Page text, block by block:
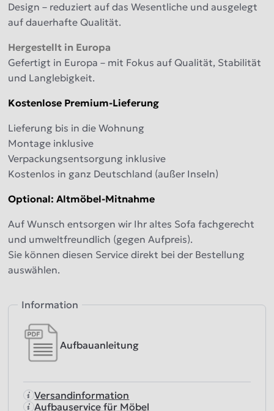
Design – reduziert auf das Wesentliche und ausgelegt
auf dauerhafte Qualität.
Hergestellt in Europa
Gefertigt in Europa – mit Fokus auf Qualität, Stabilität
und Langlebigkeit.
Kostenlose Premium-Lieferung
Lieferung bis in die Wohnung
Montage inklusive
Verpackungsentsorgung inklusive
Kostenlos in ganz Deutschland (außer Inseln)
Optional: Altmöbel-Mitnahme
Auf Wunsch entsorgen wir Ihr altes Sofa fachgerecht
und umweltfreundlich (gegen Aufpreis).
Sie können diesen Service direkt bei der Bestellung
auswählen.
Information
Aufbauanleitung
Versandinformation
Aufbauservice für Möbel